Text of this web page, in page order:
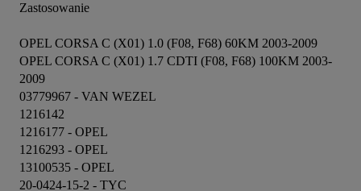
Zastosowanie
OPEL CORSA C (X01) 1.0 (F08, F68) 60KM 2003-2009
OPEL CORSA C (X01) 1.7 CDTI (F08, F68) 100KM 2003-
2009
03779967 - VAN WEZEL
1216142
1216177 - OPEL
1216293 - OPEL
13100535 - OPEL
20-0424-15-2 - TYC